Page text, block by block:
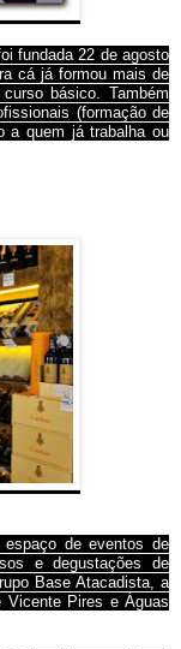
fundada 22 de agosto
cá já formou mais de
básico. Também
(formação de
a quem já trabalha ou
de eventos de
e degustações de
Base Atacadista, a
Vicente Pires e Águas